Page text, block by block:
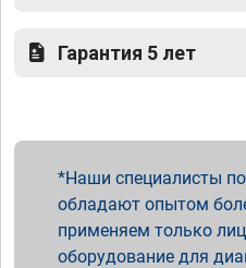
Гарантия 5 лет
Наши специалисты
обладают опытом
применяем только
оборудование для